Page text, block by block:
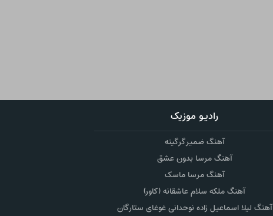
رادیو موزیک
آهنگ ضمیر گرگینه
آهنگ مرسا بدون عشق
آهنگ مرسا ماسک
آهنگ ملکه سلام عاشقانه (کاور)
آهنگ لیلا اسماعیل زاده نوحدانی غوغای ستارگان